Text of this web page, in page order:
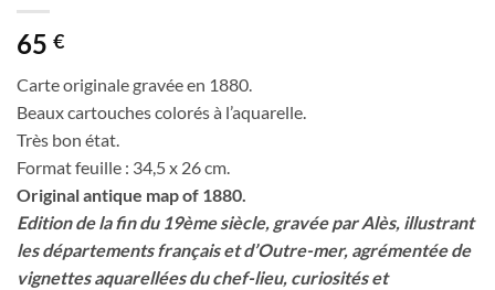
65 €
Carte originale gravée en 1880.
Beaux cartouches colorés à l’aquarelle.
Très bon état.
Format feuille : 34,5 x 26 cm.
Original antique map of 1880.
Edition de la fin du 19ème siècle, gravée par Alès, illustrant
les départements français et d’Outre-mer, agrémentée de
vignettes aquarellées du chef-lieu, curiosités et